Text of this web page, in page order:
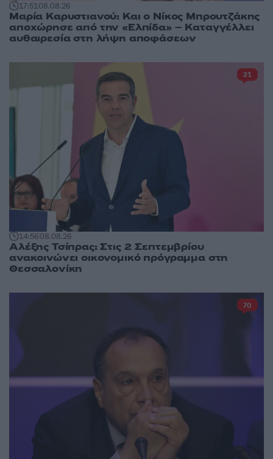
17:5108.08.26
Μαρία Καρυστιανού: Και ο Νίκος Μπρουτζάκης
αποχώρησε από την «Ελπίδα» – Καταγγέλλει
αυθαιρεσία στη λήψη αποφάσεων
14:5608.08.26
Αλέξης Τσίπρας: Στις 2 Σεπτεμβρίου
ανακοινώνει οικονομικό πρόγραμμα στη
Θεσσαλονίκη
21
70